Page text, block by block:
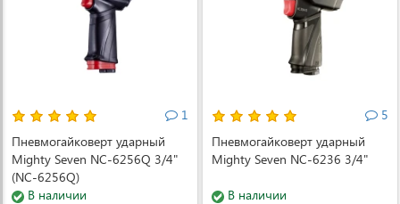
1
Пневмогайковерт ударный
Mighty Seven NC-6256Q 3/4"
(NC-6256Q)
В наличии
5
Пневмогайковерт ударный
Mighty Seven NC-6236 3/4"
В наличии